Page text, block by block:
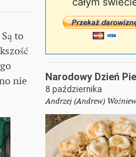
to
nie
Narodowy Dzień
8 października
Andrzej (Andrew)